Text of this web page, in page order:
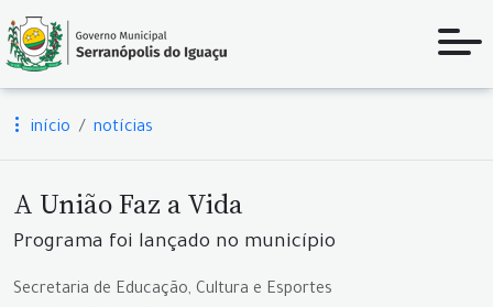
início notícias
A União Faz a Vida
Programa foi lançado no município
Secretaria de Educação, Cultura e Esportes